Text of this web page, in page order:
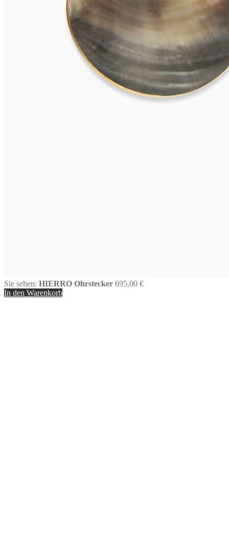
Sie sehen: HIERRO Ohrstecker 695,00 €
In den Warenkorb